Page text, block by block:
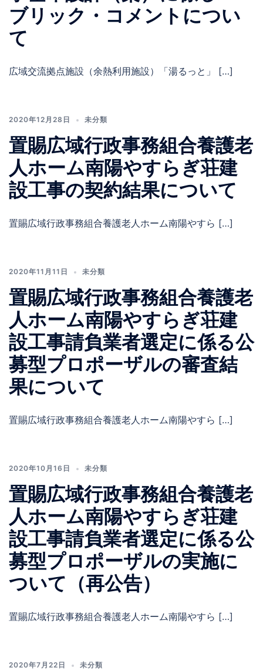
ブリック・コメントについ
て
広域交流拠点施設（余熱利用施設）「湯るっと」 […]
2020年12月28日 未分類
置賜広域行政事務組合養護老
人ホーム南陽やすらぎ荘建
設工事の契約結果について
置賜広域行政事務組合養護老人ホーム南陽やすら […]
2020年11月11日 未分類
置賜広域行政事務組合養護老
人ホーム南陽やすらぎ荘建
設工事請負業者選定に係る公
募型プロポーザルの審査結
果について
置賜広域行政事務組合養護老人ホーム南陽やすら […]
2020年10月16日 未分類
置賜広域行政事務組合養護老
人ホーム南陽やすらぎ荘建
設工事請負業者選定に係る公
募型プロポーザルの実施に
ついて（再公告）
置賜広域行政事務組合養護老人ホーム南陽やすら […]
2020年7月22日 未分類